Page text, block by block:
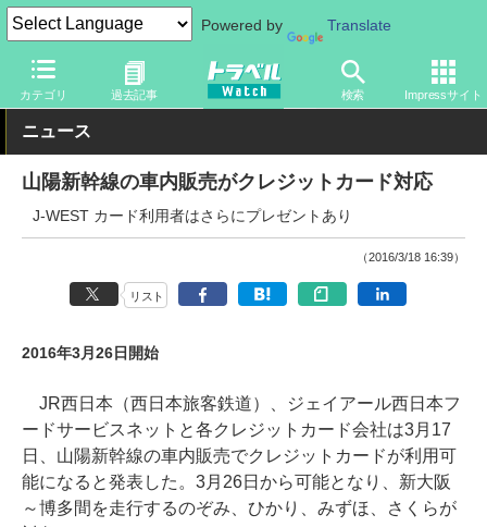
Powered by Translate
カテゴリ 過去記事 検索 Impressサイト
トラベル Watch 旅の方法 鉄旅 電車
ニュース
山陽新幹線の車内販売がクレジットカード対応
J-WEST カード利用者はさらにプレゼントあり
（2016/3/18 16:39）
リスト
2016年3月26日開始
JR西日本（西日本旅客鉄道）、ジェイアール西日本フ
ードサービスネットと各クレジットカード会社は3月17
日、山陽新幹線の車内販売でクレジットカードが利用可
能になると発表した。3月26日から可能となり、新大阪
～博多間を走行するのぞみ、ひかり、みずほ、さくらが